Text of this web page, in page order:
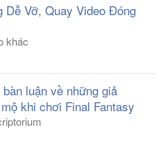
Dễ Vỡ, Quay Video Đóng
khác
luận về những giả
khi chơi Final Fantasy